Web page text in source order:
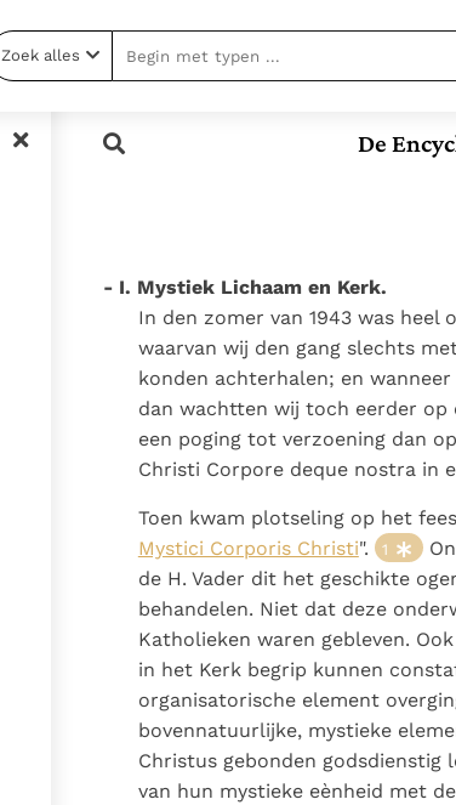
Over ons
Over RK Documenten
Nieuwsbrief
Gebruiksvoorwaarden
Documenten
koninkrijk te
herkennen
Gods Koninkrijk
groeit stilletjes
liefde, niet door
dwang
De mystiek. De
mystieke
verschijnselen en
heiligheid
Open uw hart
het zaad van Gods
Woord
Zoek alles
De
- I. Mystiek Lichaam en Kerk.
In den zomer van 1943 was heel
waarvan wij den gang slechts
konden achterhalen; en
dan wachtten wij toch eerder op
een poging tot verzoening dan
Christi Corpore deque nostra in
Toen kwam plotseling op het
Mystici Corporis Christi". 1
de H. Vader dit het geschikte
behandelen. Niet dat deze
Katholieken waren gebleven.
in het Kerk begrip kunnen
organisatorische element
bovennatuurlijke, mystieke
Christus gebonden godsdienstig
van hun mystieke eènheid met